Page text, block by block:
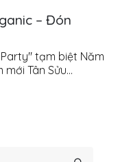
– Đón
tạm biệt Năm
Tân Sửu...